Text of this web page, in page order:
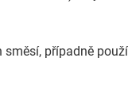
případně